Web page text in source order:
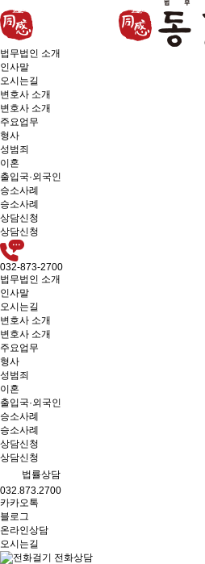
법무법인 소개
인사말
오시는길
변호사 소개
변호사 소개
주요업무
형사
성범죄
이혼
출입국·외국인
승소사례
승소사례
상담신청
상담신청
032-873-2700
법무법인 소개
인사말
오시는길
변호사 소개
변호사 소개
주요업무
형사
성범죄
이혼
출입국·외국인
승소사례
승소사례
상담신청
상담신청
법률상담
032.873.2700
카카오톡
블로그
온라인상담
오시는길
전화상담